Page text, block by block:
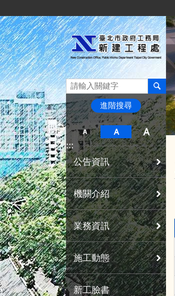
進階搜尋
:::
公告資訊
機關介紹
業務資訊
施工動態
新工臉書